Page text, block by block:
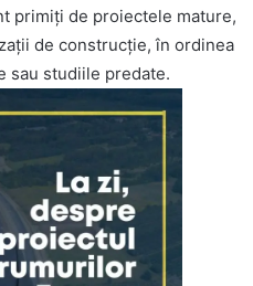
primiți de proiectele mature,
de construcție, în ordinea
sau studiile predate.